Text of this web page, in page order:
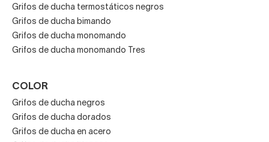
conquistado el corazón de muchos amantes del diseño
industrial, vintage o escandinavo.
con un grifo negro de lavabo para tener tu grifería de baño
Grifos de ducha termostáticos negros
Grifos de ducha bimando
Grifos de ducha monomando
Grifos de ducha monomando Tres
COLOR
Grifos de ducha negros
Grifos de ducha dorados
Grifos de ducha en acero